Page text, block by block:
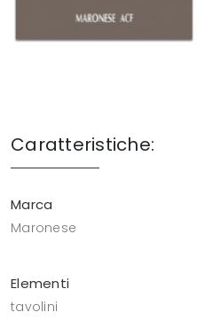
Caratteristiche:
Marca
Maronese
Elementi
tavolini